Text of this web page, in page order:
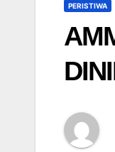
PERISTIWA